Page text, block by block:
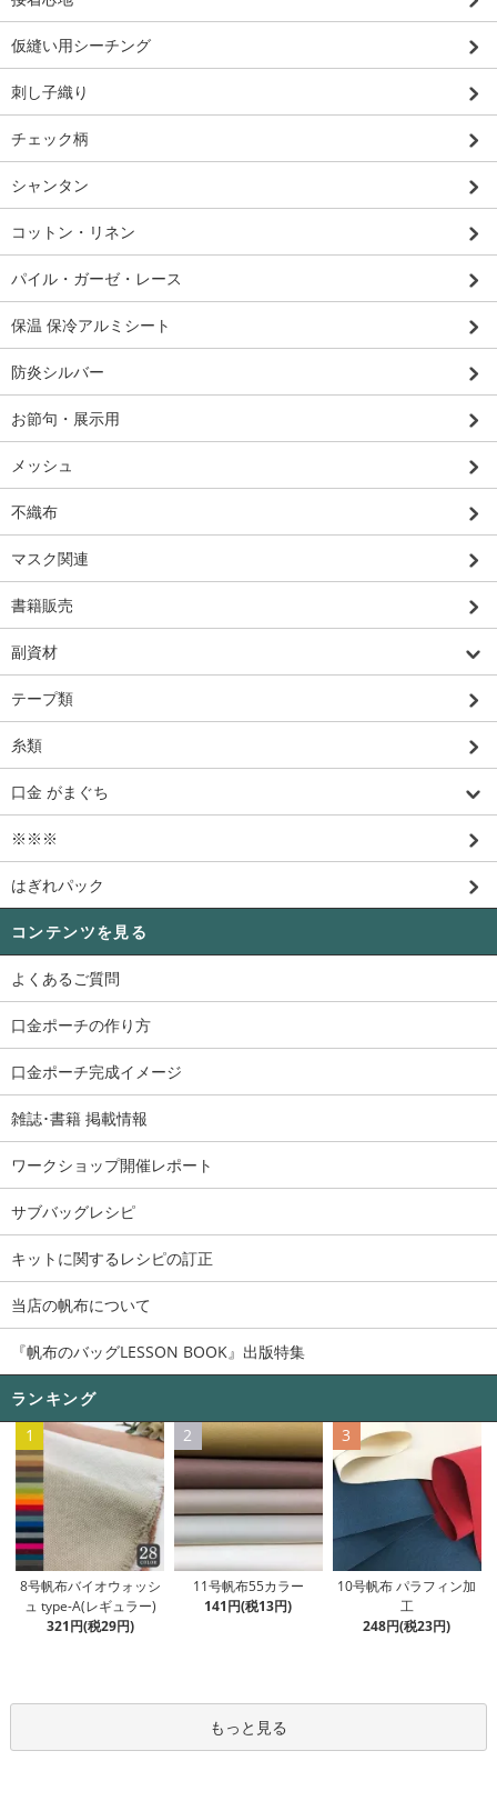
仮縫い用シーチング
刺し子織り
チェック柄
シャンタン
コットン・リネン
パイル・ガーゼ・レース
保温 保冷アルミシート
防炎シルバー
お節句・展示用
メッシュ
不織布
マスク関連
書籍販売
副資材
テープ類
糸類
口金 がまぐち
※※※
はぎれパック
コンテンツを見る
よくあるご質問
口金ポーチの作り方
口金ポーチ完成イメージ
雑誌･書籍 掲載情報
ワークショップ開催レポート
サブバッグレシピ
キットに関するレシピの訂正
当店の帆布について
『帆布のバッグLESSON BOOK』出版特集
ランキング
1
8号帆布バイオウォッシ
ュ type-A(レギュラー)
321円(税29円)
2
11号帆布55カラー
141円(税13円)
3
10号帆布 パラフィン加
工
248円(税23円)
もっと見る